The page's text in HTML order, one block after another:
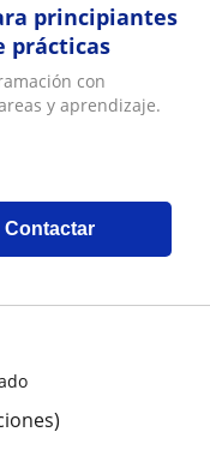
principiantes
prácticas
con
y aprendizaje.
Contactar